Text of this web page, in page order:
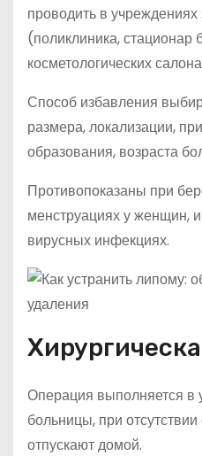
проводить в
(поликлиника, стационар
косметологических
Способ избавления
размера, локализации,
образования, возраста
Противопоказаны при
менструациях у женщин,
вирусных инфекциях.
Операция выполняется в
больницы, при
отпускают домой.